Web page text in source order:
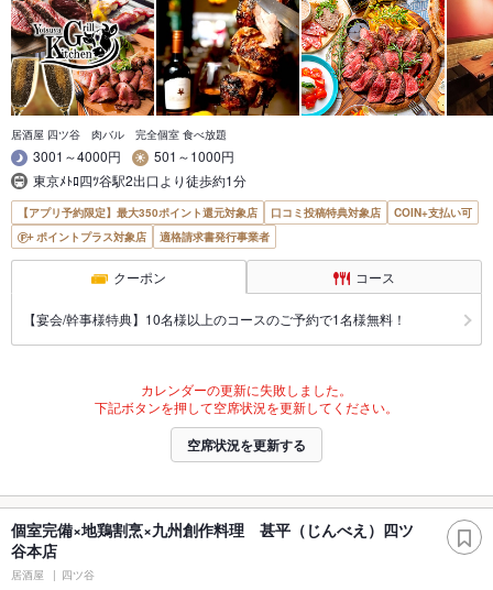
居酒屋 四ツ谷 肉バル 完全個室 食べ放題
3001～4000円
501～1000円
東京ﾒﾄﾛ四ﾂ谷駅2出口より徒歩約1分
【アプリ予約限定】最大350ポイント還元対象店 口コミ投稿特典対象店
COIN+支払い可
ポイントプラス対象店
適格請求書発行事業者
クーポン コース
【宴会/幹事様特典】10名様以上のコースのご予約で1名様無料！
カレンダーの更新に失敗しました。
下記ボタンを押して空席状況を更新してください。
空席状況を更新する
個室完備×地鶏割烹×九州創作料理 甚平（じんべえ）四ツ
谷本店
居酒屋 四ツ谷